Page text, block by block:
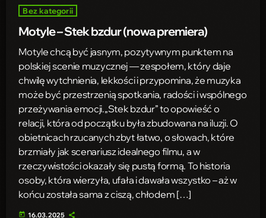
Bez kategorii
Motyle – Stek bzdur (nowa premiera)
Motyle chcą być jasnym, pozytywnym punktem na
polskiej scenie muzycznej — zespołem, który daje
chwilę wytchnienia, lekkości i przypomina, że muzyka
może być przestrzenią spotkania, radości i wspólnego
przeżywania emocji.„Stek bzdur” to opowieść o
relacji, która od początku była zbudowana na iluzji. O
obietnicach rzucanych zbyt łatwo, o słowach, które
brzmiały jak scenariusz idealnego filmu, a w
rzeczywistości okazały się pustą formą. To historia
osoby, która wierzyła, ufała i dawała wszystko – aż w
końcu została sama z ciszą, chłodem […]
today 16.03.2025